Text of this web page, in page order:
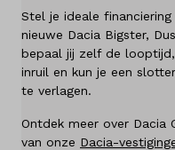
Vestigingen
Merken
Diensten
Over ons
Stel je ideale
nieuwe Dacia Bigster,
bepaal jij zelf de
inruil en kun je een
te verlagen.
Ontdek meer over Dacia
van onze Dacia-